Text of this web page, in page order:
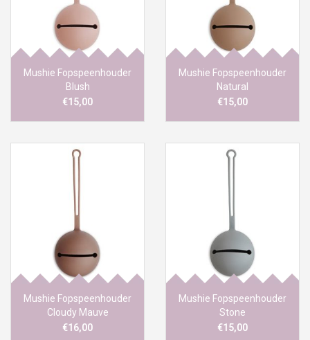
Mushie Fopspeenhouder
Blush
€15,00
Mushie Fopspeenhouder
Natural
€15,00
Mushie Fopspeenhouder
Cloudy Mauve
€16,00
Mushie Fopspeenhouder
Stone
€15,00